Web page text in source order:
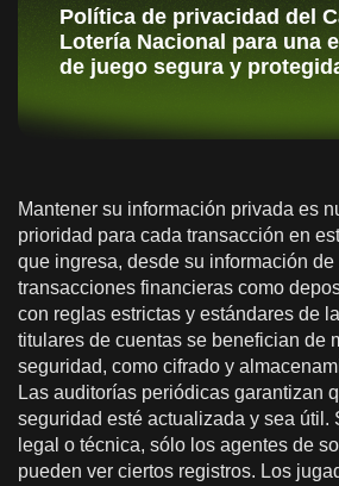
Política de privacidad del
Lotería Nacional para una
de juego segura y
Mantener su información privada es
prioridad para cada transacción en
que ingresa, desde su información
transacciones financieras como
con reglas estrictas y estándares de
titulares de cuentas se benefician de
seguridad, como cifrado y
Las auditorías periódicas garantizan
seguridad esté actualizada y sea útil.
legal o técnica, sólo los agentes de
pueden ver ciertos registros. Los